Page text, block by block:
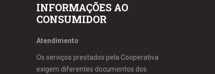
INFORMAÇÕES AO
CONSUMIDOR
Atendimento
Os serviços prestados pela Cooperativa
exigem diferentes documentos dos